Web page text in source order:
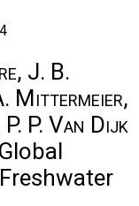
J. B.
Mittermeier,
P. Van Dijk